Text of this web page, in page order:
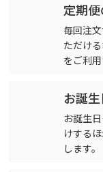
定期
毎回注
ただけ
をご利用
お誕
お誕生
けする
します。